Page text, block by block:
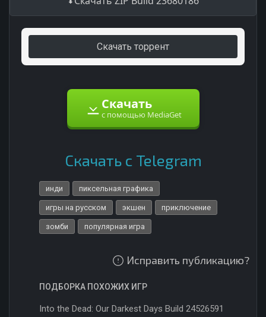
Скачать торрент
Скачать
с помощью MediaGet
Скачать с Telegram
инди пиксельная графика
игры на русском экшен приключение
зомби популярная игра
Исправить публикацию?
ПОДБОРКА ПОХОЖИХ ИГР
Into the Dead: Our Darkest Days Build 24526591